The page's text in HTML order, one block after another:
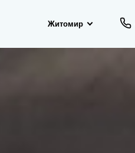
Житомир